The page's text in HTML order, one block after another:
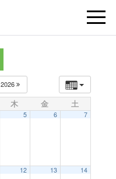
t
2026
木 金 土
5 6 7
12 13 14